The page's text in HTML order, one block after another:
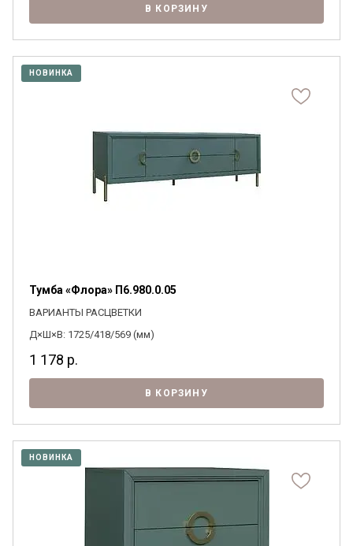
В КОРЗИНУ
НОВИНКА
Тумба «Флора» П6.980.0.05
ВАРИАНТЫ РАСЦВЕТКИ
Д×Ш×В: 1725/418/569 (мм)
1 178 р.
В КОРЗИНУ
НОВИНКА